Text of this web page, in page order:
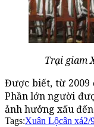
Trại giam
Được biết, từ 2009
Phần lớn người
ảnh hưởng xấu
Tags:Xuân Lộcân xá2/